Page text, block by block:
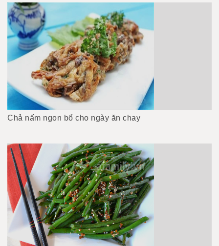
Chả nấm ngon bổ cho ngày ăn chay